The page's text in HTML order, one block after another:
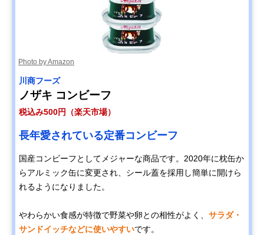
Photo by Amazon
川商フーズ
ノザキ コンビーフ
税込み500円（楽天市場）
長年愛されている定番コンビーフ
国産コンビーフとしてメジャーな商品です。2020年に枕缶か
らアルミック缶に変更され、シール蓋を採用し簡単に開けら
れるようになりました。
やわらかい食感が特徴で野菜や卵との相性がよく、 サラダ・
サンドイッチなどに使いやすいです。